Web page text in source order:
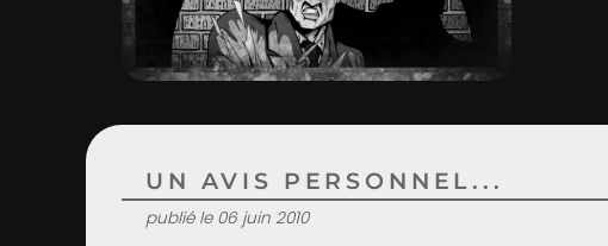
UN AVIS PERSONNEL...
publié le 06 juin 2010